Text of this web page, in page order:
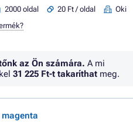
2000 oldal 20 Ft / oldal Oki
az Ön számára. A mi
31 225 Ft-t takaríthat meg.
magenta